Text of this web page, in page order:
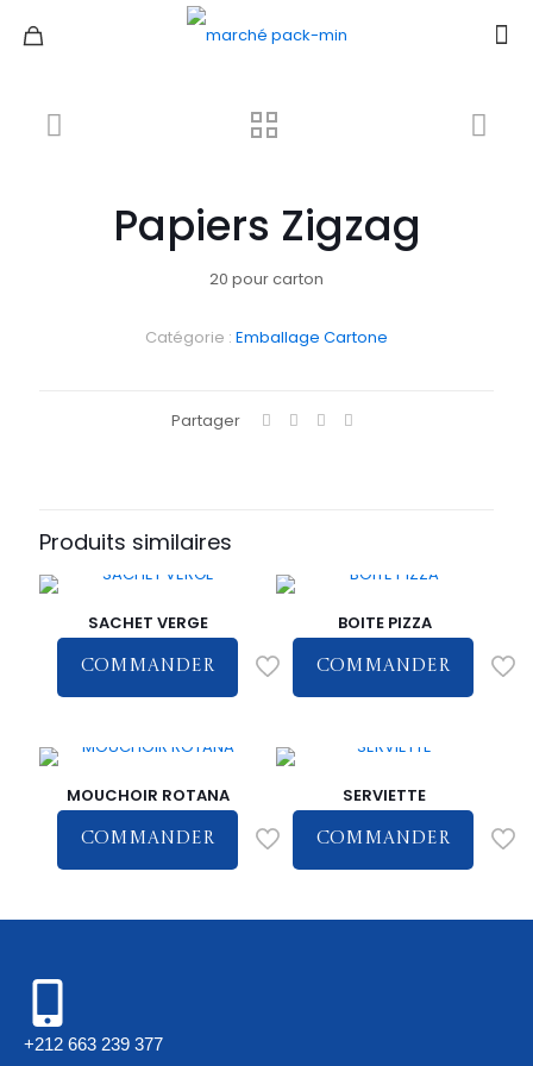
Papiers Zigzag
20 pour carton
Catégorie : Emballage Cartone
Partager
Produits similaires
SACHET VERGE
COMMANDER
BOITE PIZZA
COMMANDER
MOUCHOIR ROTANA
COMMANDER
SERVIETTE
COMMANDER
+212 663 239 377